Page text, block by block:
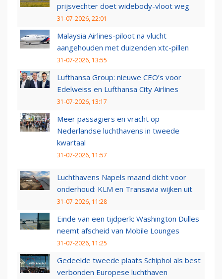
prijsvechter doet widebody-vloot weg
31-07-2026, 22:01
Malaysia Airlines-piloot na vlucht
aangehouden met duizenden xtc-pillen
31-07-2026, 13:55
Lufthansa Group: nieuwe CEO’s voor
Edelweiss en Lufthansa City Airlines
31-07-2026, 13:17
Meer passagiers en vracht op
Nederlandse luchthavens in tweede
kwartaal
31-07-2026, 11:57
Luchthavens Napels maand dicht voor
onderhoud: KLM en Transavia wijken uit
31-07-2026, 11:28
Einde van een tijdperk: Washington Dulles
neemt afscheid van Mobile Lounges
31-07-2026, 11:25
Gedeelde tweede plaats Schiphol als best
verbonden Europese luchthaven